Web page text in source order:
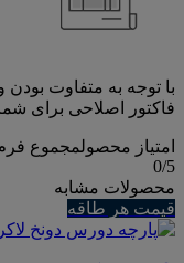
با توجه به متفاوت
فاکتور اصلاحی برای
امتیاز محصولمجموع
0/5
محصولات مشابه
قیمت هر طاقه